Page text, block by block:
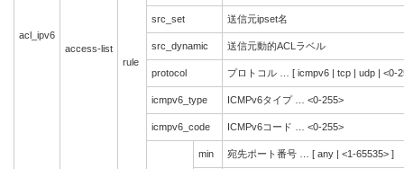
acl_ipv6
access-list
rule
src_set 送信元ipset名
src_dynamic 送信元動的ACLラベル
protocol プロトコル … [ icmpv6 | tcp | udp | <0-
icmpv6_type ICMPv6タイプ … <0-255>
icmpv6_code ICMPv6コード … <0-255>
min 宛先ポート番号 … [ any | <1-65535> ]